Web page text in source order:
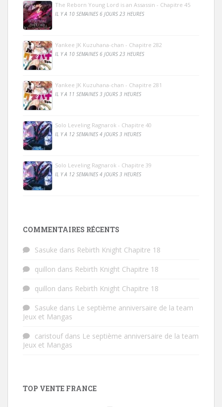
The Reborn Young Lord is an Assassin - Chapitre 45
IL Y A 10 SEMAINES 6 JOURS 23 HEURES
Yankee JK Kuzuhana-chan - Chapitre 282
IL Y A 10 SEMAINES 6 JOURS 23 HEURES
Yankee JK Kuzuhana-chan - Chapitre 281
IL Y A 11 SEMAINES 3 JOURS 3 HEURES
Solo Leveling Ragnarok - Chapitre 40
IL Y A 12 SEMAINES 4 JOURS 3 HEURES
Solo Leveling Ragnarok - Chapitre 39
IL Y A 12 SEMAINES 4 JOURS 3 HEURES
COMMENTAIRES RÉCENTS
Sasuke dans Rebirth Knight Chapitre 18
quillon dans Rebirth Knight Chapitre 18
quillon dans Rebirth Knight Chapitre 18
Sasuke dans Le septième anniversaire de la team
Jeux et Mangas
caristoufdans Le septième anniversaire de la team
Jeux et Mangas
TOP VENTE FRANCE